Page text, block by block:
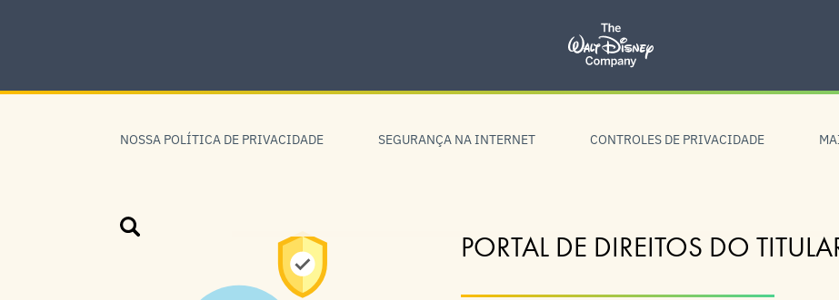
Skip
NOSSA POLÍTICA DE PRIVACIDADE SEGURANÇA NA INTERNET CONTROLES DE PRIVACIDADE
Pesquisar PORTAL DE DIREITOS DO